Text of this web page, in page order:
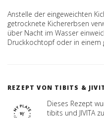
Anstelle der eingeweichten
getrocknete Kichererbsen
über Nacht im Wasser
Druckkochtopf oder in einem
REZEPT VON TIBITS &
Dieses Rezept
tibits und JIVITA